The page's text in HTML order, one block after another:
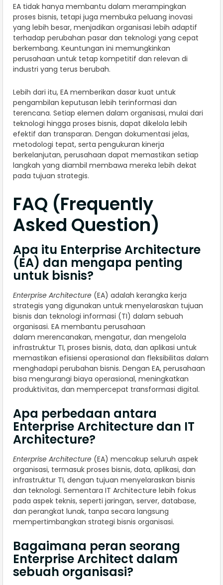
EA tidak hanya membantu dalam merampingkan
proses bisnis, tetapi juga membuka peluang inovasi
yang lebih besar, menjadikan organisasi lebih adaptif
terhadap perubahan pasar dan teknologi yang cepat
berkembang. Keuntungan ini memungkinkan
perusahaan untuk tetap kompetitif dan relevan di
industri yang terus berubah.
Lebih dari itu, EA memberikan dasar kuat untuk
pengambilan keputusan lebih terinformasi dan
terencana. Setiap elemen dalam organisasi, mulai dari
teknologi hingga proses bisnis, dapat dikelola lebih
efektif dan transparan. Dengan dokumentasi jelas,
metodologi tepat, serta pengukuran kinerja
berkelanjutan, perusahaan dapat memastikan setiap
langkah yang diambil membawa mereka lebih dekat
pada tujuan strategis.
FAQ (Frequently
Asked Question)
Apa itu Enterprise Architecture
(EA) dan mengapa penting
untuk bisnis?
Enterprise Architecture (EA) adalah kerangka kerja
strategis yang digunakan untuk menyelaraskan tujuan
bisnis dan teknologi informasi (TI) dalam sebuah
organisasi. EA membantu perusahaan
dalam merencanakan, mengatur, dan mengelola
infrastruktur TI, proses bisnis, data, dan aplikasi untuk
memastikan efisiensi operasional dan fleksibilitas dalam
menghadapi perubahan bisnis. Dengan EA, perusahaan
bisa mengurangi biaya operasional, meningkatkan
produktivitas, dan mempercepat transformasi digital.
Apa perbedaan antara
Enterprise Architecture dan IT
Architecture?
Enterprise Architecture (EA) mencakup seluruh aspek
organisasi, termasuk proses bisnis, data, aplikasi, dan
infrastruktur TI, dengan tujuan menyelaraskan bisnis
dan teknologi. Sementara IT Architecture lebih fokus
pada aspek teknis, seperti jaringan, server, database,
dan perangkat lunak, tanpa secara langsung
mempertimbangkan strategi bisnis organisasi.
Bagaimana peran seorang
Enterprise Architect dalam
sebuah organisasi?